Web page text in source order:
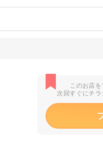
このお店を
次回すぐにチラ